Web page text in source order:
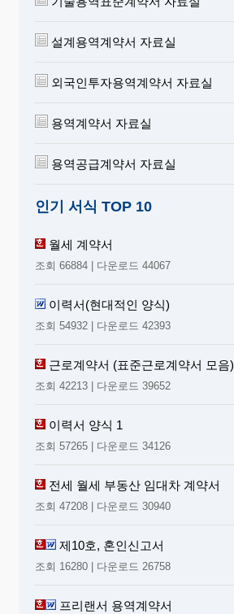
설계용역계약서 자료실
외국인투자용역계약서 자료실
용역계약서 자료실
용역공급계약서 자료실
인기 서식 TOP 10
월세 계약서
조회 66884 | 다운로드 44067
이력서(현대적인 양식)
조회 54932 | 다운로드 42393
근로계약서 (표준근로계약서 모음)
조회 42213 | 다운로드 39652
이력서 양식 1
조회 57265 | 다운로드 34126
전세 월세 부동산 임대차 계약서
조회 47208 | 다운로드 30940
제10호, 혼인신고서
조회 16280 | 다운로드 26758
프리랜서 용역계약서